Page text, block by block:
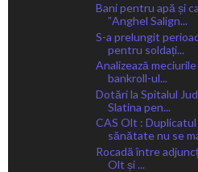
Bani pentru apă și
ˮAnghel Salign...
S-a prelungit
pentru soldați...
Analizează
bankroll-ul...
Dotări la Spitalul
Slatina pen...
CAS Olt :
sănătate nu se
Rocadă între
Olt și ...